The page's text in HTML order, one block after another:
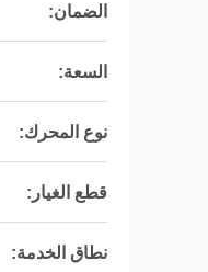
الضمان:
السعة:
نوع المحرك:
قطع الغيار:
نطاق الخدمة: